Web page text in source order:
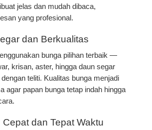
jelas dan mudah dibaca,
yang profesional.
dan Berkualitas
bunga pilihan terbaik —
krisan, aster, hingga daun segar
teliti. Kualitas bunga menjadi
agar papan bunga tetap indah hingga
dan Tepat Waktu